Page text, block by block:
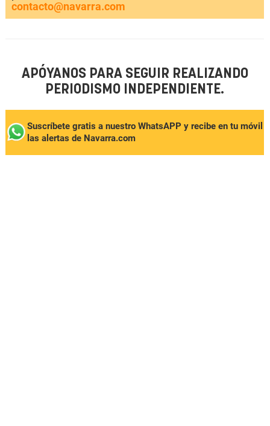
contacto@navarra.com
APÓYANOS PARA SEGUIR REALIZANDO
PERIODISMO INDEPENDIENTE.
Suscríbete gratis a nuestro WhatsAPP y recibe en tu móvil
las alertas de Navarra.com